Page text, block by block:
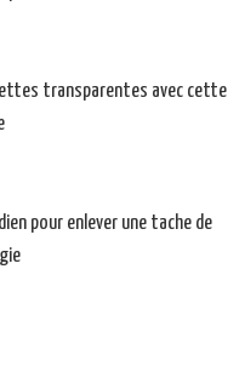
transparentes avec cette
pour enlever une tache de